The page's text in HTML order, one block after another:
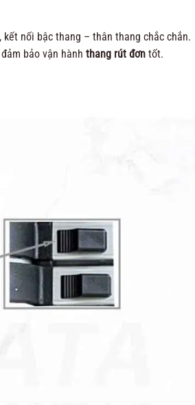
nối bậc thang – thân thang chắc chắn.
bảo vận hành thang rút đơn tốt.